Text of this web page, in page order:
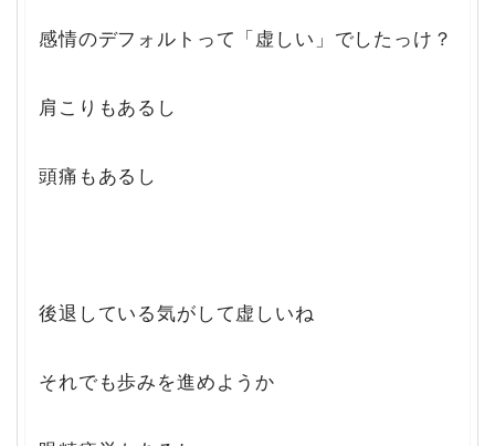
感情のデフォルトって「虚しい」でしたっけ？
肩こりもあるし
頭痛もあるし
後退している気がして虚しいね
それでも歩みを進めようか